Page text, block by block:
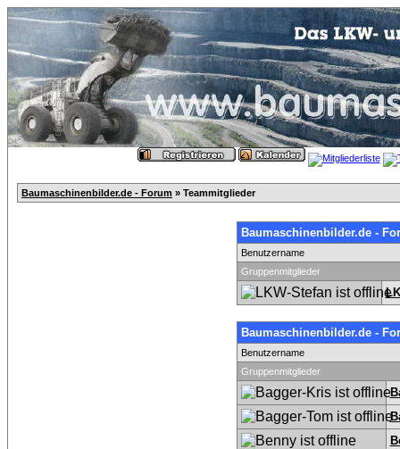
Baumaschinenbilder.de - Forum » Teammitglieder
Baumaschinenbilder.de -
Benutzername
Gruppenmitglieder
Baumaschinenbilder.de -
Benutzername
Gruppenmitglieder